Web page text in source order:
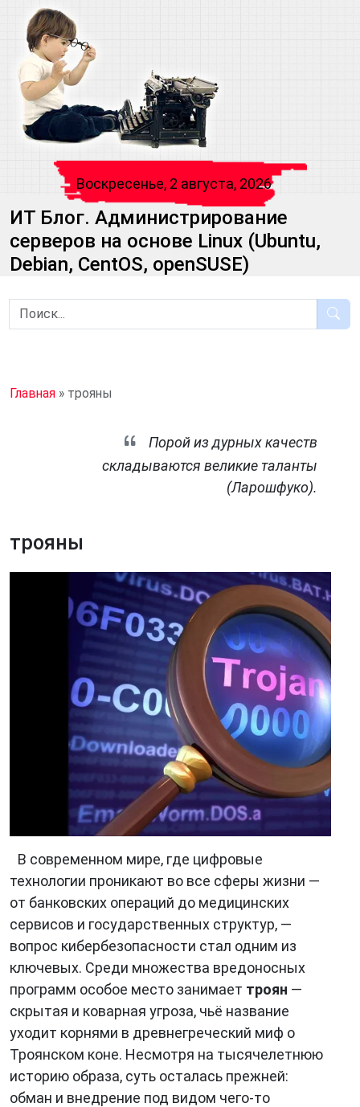
Воскресенье, 2 августа, 2026
ИТ Блог. Администрирование
серверов на основе Linux (Ubuntu,
Debian, CentOS, openSUSE)
Главная » трояны
Порой из дурных качеств
складываются великие таланты
(Ларошфуко).
трояны
В современном мире, где цифровые
технологии проникают во все сферы жизни —
от банковских операций до медицинских
сервисов и государственных структур, —
вопрос кибербезопасности стал одним из
ключевых. Среди множества вредоносных
программ особое место занимает троян —
скрытая и коварная угроза, чьё название
уходит корнями в древнегреческий миф о
Троянском коне. Несмотря на тысячелетнюю
историю образа, суть осталась прежней:
обман и внедрение под видом чего-то